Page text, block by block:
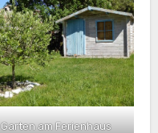
Garten am Ferienhaus